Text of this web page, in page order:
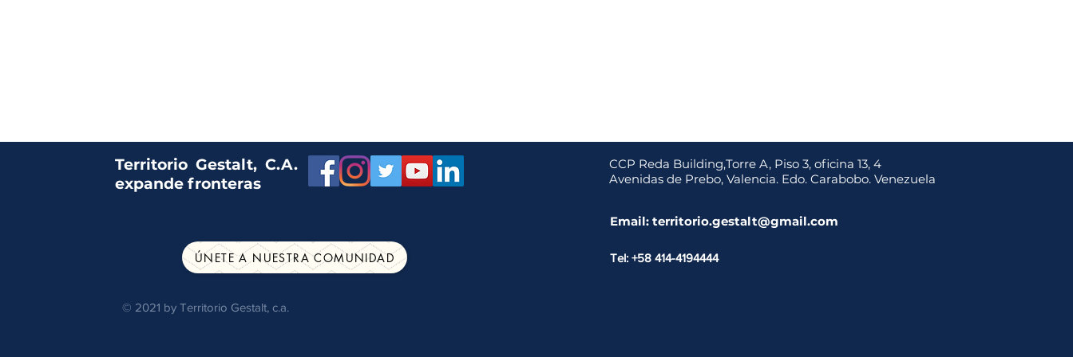
Territorio Gestalt, C.A.
expande fronteras
ÚNETE A NUESTRA COMUNIDAD
© 2021 by Territorio Gestalt, c.a.
CCP Reda Building,Torre A, Piso 3, oficina 13, 4
Avenidas de Prebo, Valencia. Edo. Carabobo. Venezuela
Email: territorio.gestalt@gmail.com
Tel: +58 414-4194444